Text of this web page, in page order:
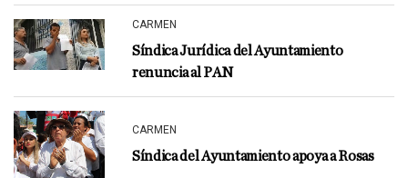
CARMEN
Síndica Jurídica del Ayuntamiento
renuncia al PAN
CARMEN
Síndica del Ayuntamiento apoya a Rosas